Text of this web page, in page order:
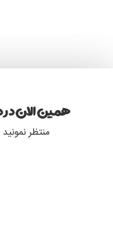
همین الان
منتظر